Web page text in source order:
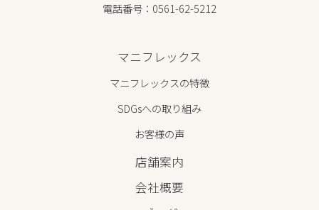
電話番号：0561-62-5212
マニフレックス
マニフレックスの特徴
SDGsへの取り組み
お客様の声
店舗案内
会社概要